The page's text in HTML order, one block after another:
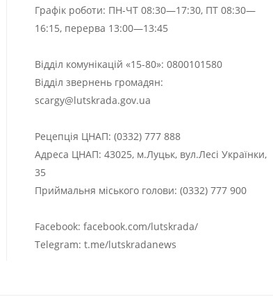
Графік роботи: ПН-ЧТ 08:30—17:30, ПТ 08:30—
16:15, перерва 13:00—13:45
Відділ комунікацій «15-80»: 0800101580
Відділ звернень громадян:
scargy@lutskrada.gov.ua
Рецепція ЦНАП: (0332) 777 888
Адреса ЦНАП: 43025, м.Луцьк, вул.Лесі Українки,
35
Приймальня міського голови: (0332) 777 900
Facebook: facebook.com/lutskrada/
Telegram: t.me/lutskradanews